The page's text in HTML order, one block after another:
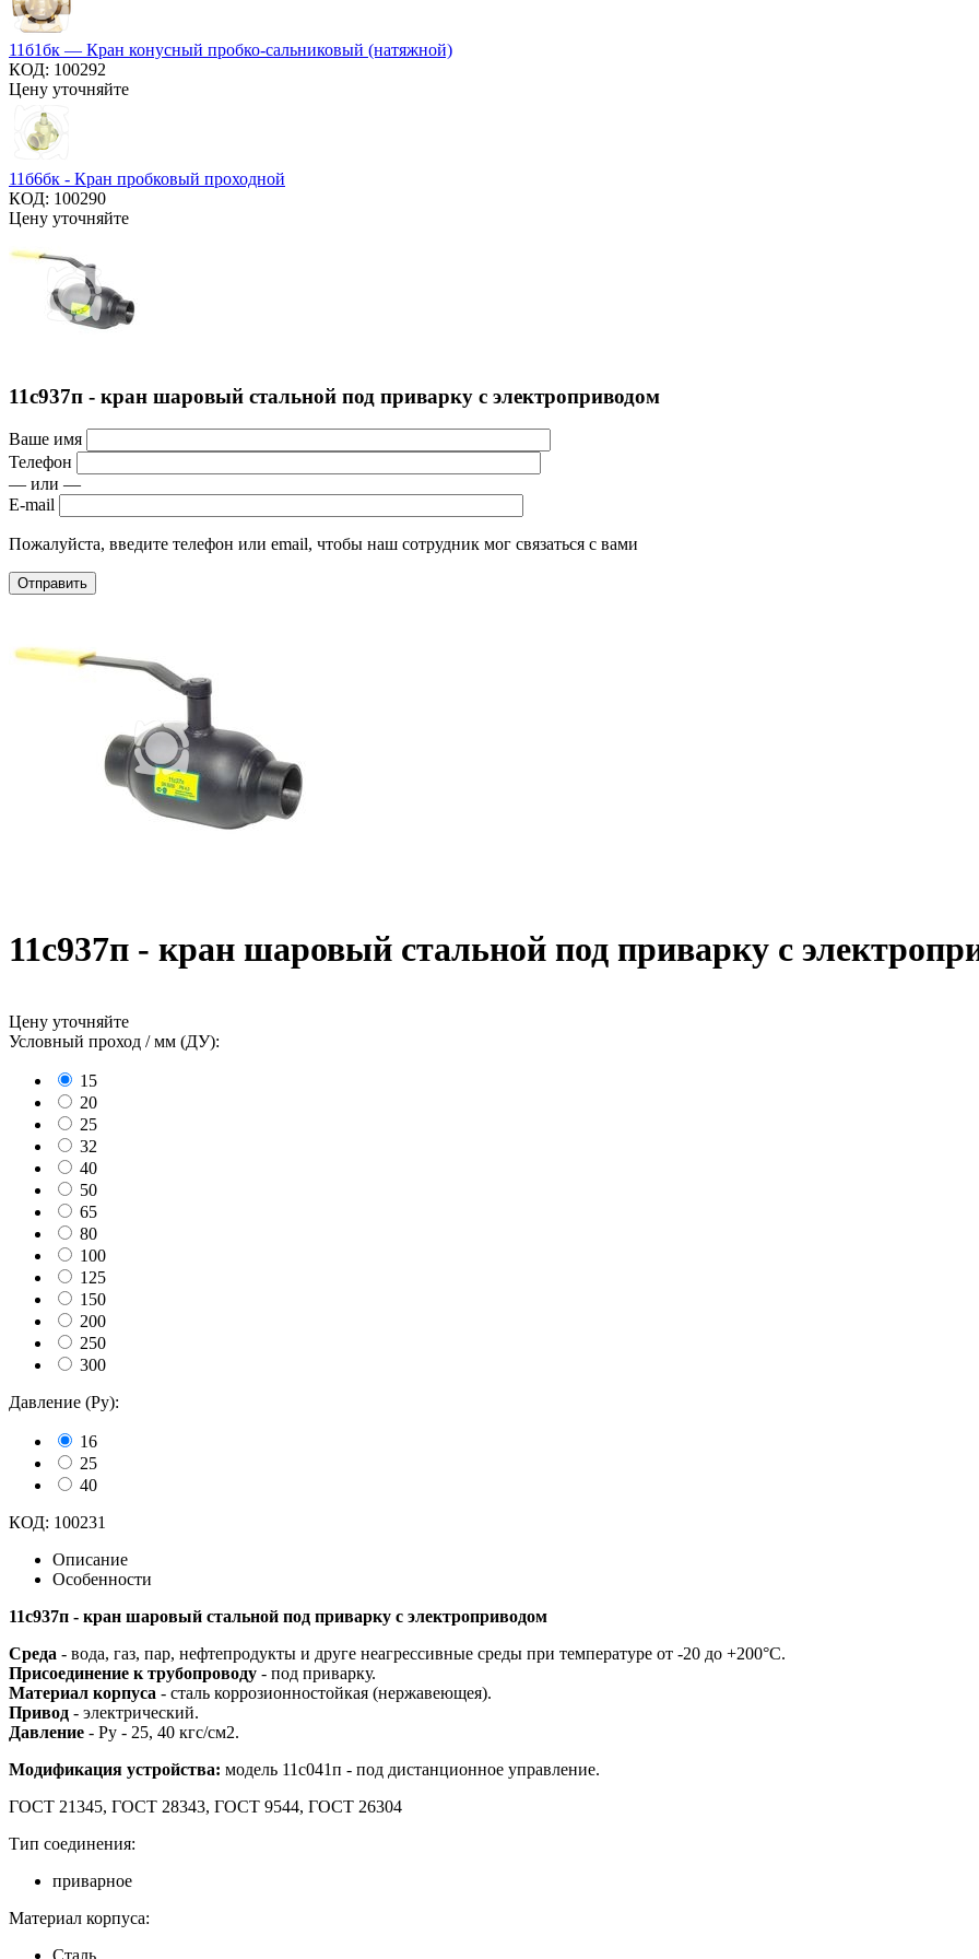
11б1бк — Кран конусный пробко-сальниковый (натяжной)
КОД: 100292
Цену уточняйте
11б6бк - Кран пробковый проходной
КОД: 100290
Цену уточняйте
11с937п - кран шаровый стальной под приварку с электроприводом
Ваше имя
Телефон
— или —
E-mail
Пожалуйста, введите телефон или email, чтобы наш сотрудник мог связаться с вами
Отправить
11с937п - кран шаровый стальной под приварку с
Цену уточняйте
Условный проход / мм (ДУ):
15
20
25
32
40
50
65
80
100
125
150
200
250
300
Давление (Ру):
16
25
40
КОД: 100231
Описание
Особенности
11с937п - кран шаровый стальной под приварку с электроприводом
Среда - вода, газ, пар, нефтепродукты и друге неагрессивные среды при температуре от -20 до +200°С.
Присоединение к трубопроводу - под приварку.
Материал корпуса - сталь коррозионностойкая (нержавеющея).
Привод - электрический.
Давление - Pу - 25, 40 кгс/см2.
Модификация устройства: модель 11с041п - под дистанционное управление.
ГОСТ 21345, ГОСТ 28343, ГОСТ 9544, ГОСТ 26304
Тип соединения:
приварное
Материал корпуса: